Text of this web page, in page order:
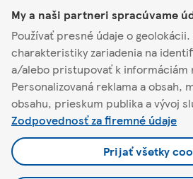
My a naši partneri spracúvame
Používať presné údaje o
charakteristiky zariadenia na
a/alebo pristupovať k informáciám
Personalizovaná reklama a obsah,
obsahu, prieskum publika a vývoj
Zodpovednosť za firemné údaje
Prijať všetky
O Tescu
Pomoc a kontakt
Naša ponuka
Pravidlá a nastavenia